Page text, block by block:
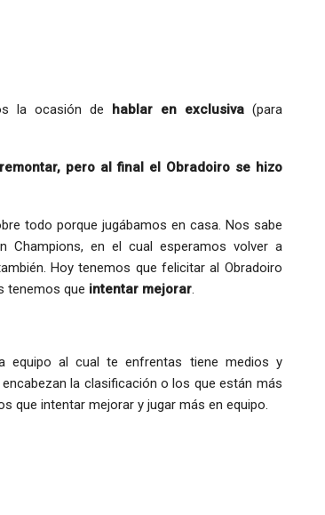
la ocasión de hablar en exclusiva(para
pero al final el Obradoiro se hizo
todo porque jugábamos en casa. Nos sabe
en el cual esperamos volver a
Hoy tenemos que felicitar al Obradoiro
tenemos que intentar mejorar.
equipo al cual te enfrentas tiene medios y
la clasificación o los que están más
que intentar mejorar y jugar más en equipo.